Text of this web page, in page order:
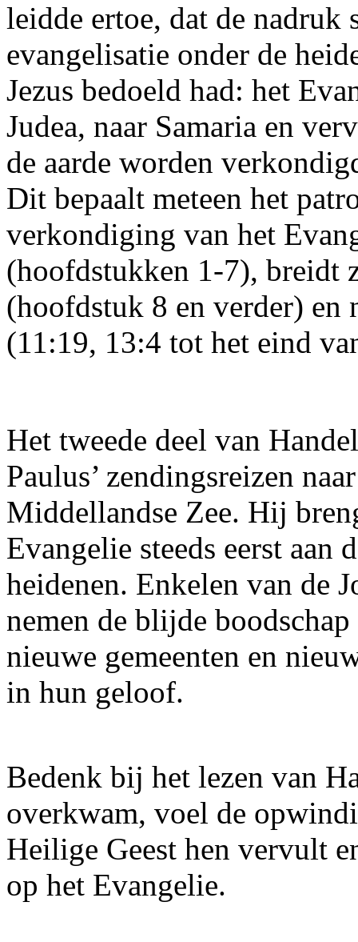
leidde ertoe, dat de nadruk
evangelisatie onder de
Jezus bedoeld had: het
Judea, naar Samaria en
de aarde worden
Dit bepaalt meteen het
verkondiging van het
(hoofdstukken 1-7), breidt
(hoofdstuk 8 en verder) en
(11:19, 13:4 tot het eind
Het tweede deel van
Paulus’ zendingsreizen
Middellandse Zee. Hij
Evangelie steeds eerst aan
heidenen. Enkelen van de
nemen de blijde
nieuwe gemeenten en
in hun geloof.
Bedenk bij het lezen van
overkwam, voel de
Heilige Geest hen vervult
op het Evangelie.